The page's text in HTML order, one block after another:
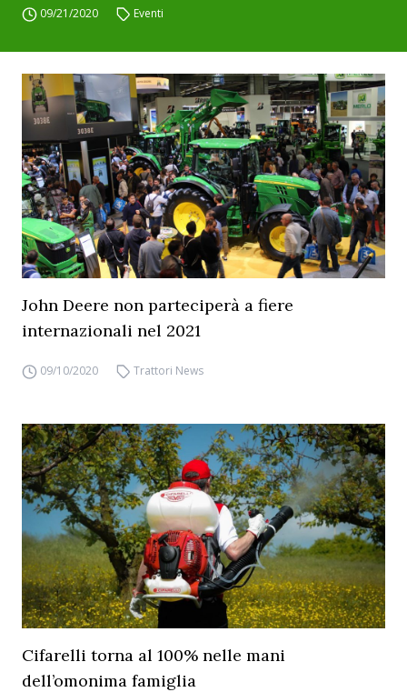
09/21/2020 Eventi
John Deere non parteciperà a fiere
internazionali nel 2021
09/10/2020 Trattori News
Cifarelli torna al 100% nelle mani
dell’omonima famiglia